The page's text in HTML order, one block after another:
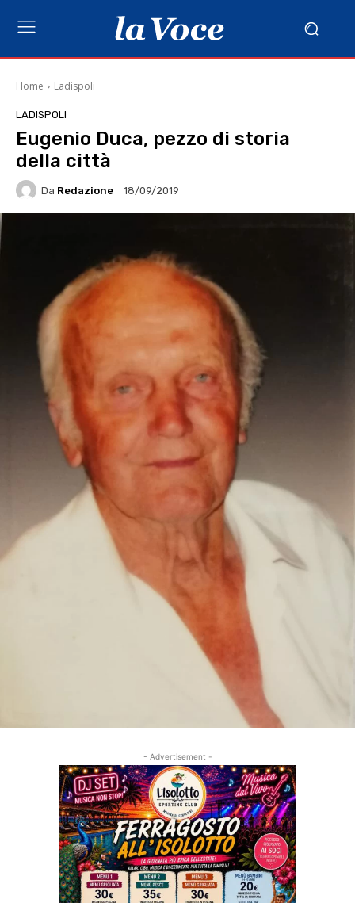
Home Ladispoli
LADISPOLI
Eugenio Duca, pezzo di storia
della città
Da Redazione 18/09/2019
- Advertisement -